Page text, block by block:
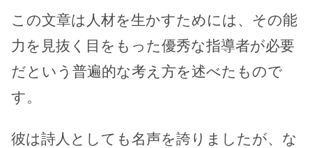
この文章は人材を生かすためには、その能
力を見抜く目をもった優秀な指導者が必要
だという普遍的な考え方を述べたもので
す。
彼は詩人としても名声を誇りましたが、な